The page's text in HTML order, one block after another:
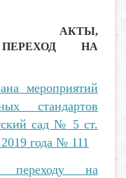
АКТЫ,
НА
мероприятий
стандартов
сад № 5 ст.
года № 111
переходу на